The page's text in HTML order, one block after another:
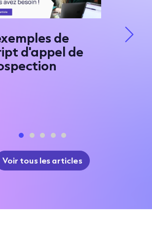
de
d'appel de
8
Voir tous les articles